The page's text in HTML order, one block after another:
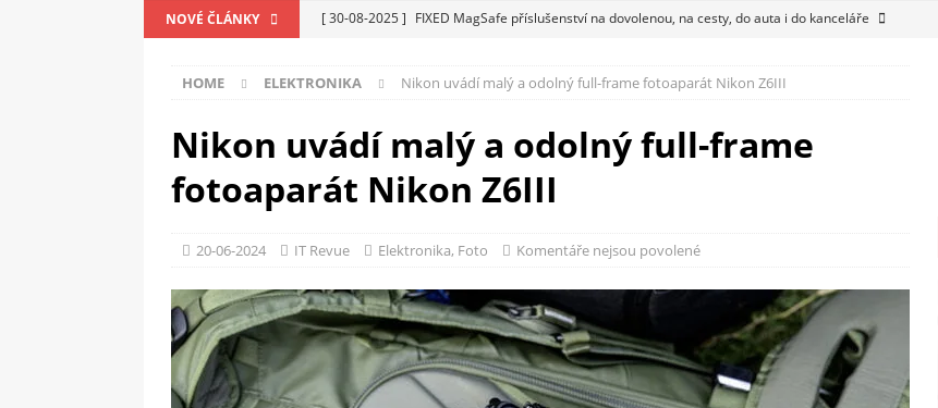
NOVÉ ČLÁNKY [ 30-08-2025 ] FIXED MagSafe příslušenství na dovolenou, na cesty, do auta i do kanceláře
[ 14-05-2025 ] Genius na veletrhu COMPUTEX 2025 představí nové příslušenství pro hráče,
kanceláře i domácnosti
HARDWARE
Nová řada multifunkčních kancelářských tiskáren Canon imageFORCE s modely
C5100 a 6100
PERIFERIE
[ 06-05-2025 ] Blockchain a růst krypto kasin: Co by měli vědět milovníci technologií
SOFTWARE
HOME ELEKTRONIKA Nikon uvádí malý a odolný full-frame fotoaparát Nikon Z6III
Nikon uvádí malý a odolný full-frame
fotoaparát Nikon Z6III
20-06-2024 IT Revue Elektronika, Foto Komentáře nejsou povolené